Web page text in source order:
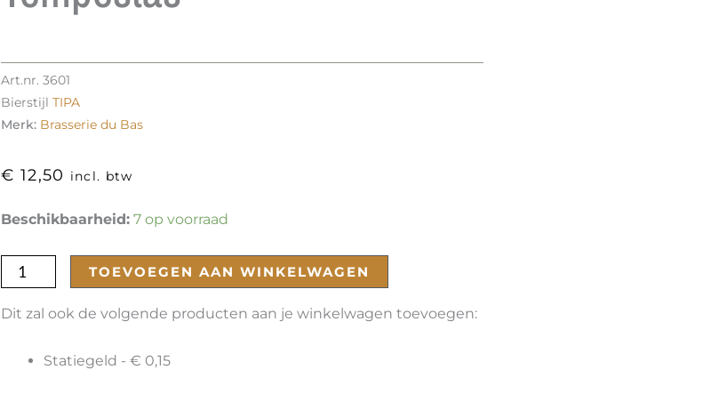
Art.nr.3601
Bierstijl TIPA
Merk: Brasserie du Bas
€ 12,50 incl. btw
Beschikbaarheid: 7 op voorraad
Tempestas
TOEVOEGEN AAN WINKELWAGEN
Dit zal ook de volgende producten aan je winkelwagen toevoegen:
Statiegeld -€ 0,15